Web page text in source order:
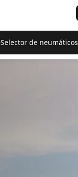
Selector de neumáticos